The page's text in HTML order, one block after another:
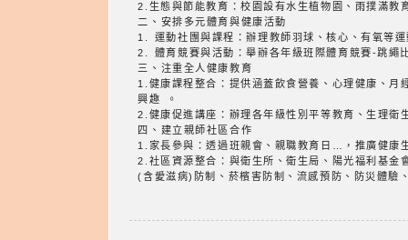
2.生態與節能教育：校園設有水生植物園、雨撲滿
二、安排多元體育與健康活動
1. 運動社團與課程：辦理教師羽球、核心、有氧等
2. 體育競賽與活動：舉辦各年級班際體育競賽-跳繩
三、注重全人健康教育
1.健康課程整合：提供涵蓋飲食營養、心理健康、月
興趣 。
2.健康促進講座：辦理各年級性別平等教育、生理
四、建立親師社區合作
1.家長參與：透過班親會、親職教育日…，推廣健康
2.社區資源整合：與衛生所、衛生局、陽光福利基
(含愛滋病)防制、菸檳害防制、流感預防、防災體驗